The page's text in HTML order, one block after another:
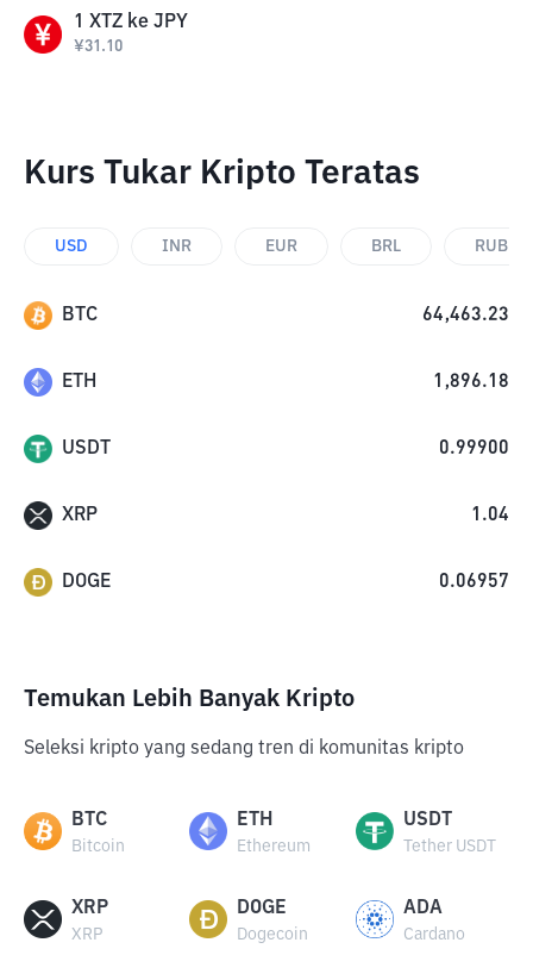
1 XTZ ke JPY
¥31.10
Kurs Tukar Kripto Teratas
USD INR EUR BRL RUB
BTC 64,463.23
ETH 1,896.18
USDT 0.99900
XRP 1.04
DOGE 0.06957
Temukan Lebih Banyak Kripto
Seleksi kripto yang sedang tren di komunitas kripto
BTC
Bitcoin
ETH
Ethereum
USDT
Tether USDT
XRP
XRP
DOGE
Dogecoin
ADA
Cardano